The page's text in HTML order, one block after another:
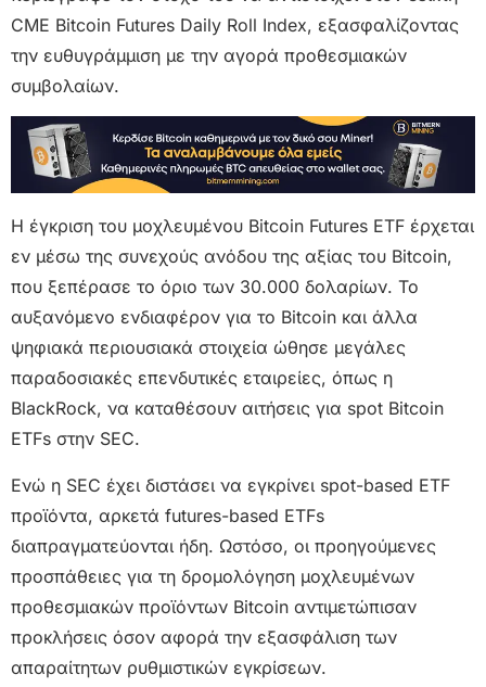
CME Bitcoin Futures Daily Roll Index, εξασφαλίζοντας
την ευθυγράμμιση με την αγορά προθεσμιακών
συμβολαίων.
Η έγκριση του μοχλευμένου Bitcoin Futures ETF έρχεται
εν μέσω της συνεχούς ανόδου της αξίας του Bitcoin,
που ξεπέρασε το όριο των 30.000 δολαρίων. Το
αυξανόμενο ενδιαφέρον για το Bitcoin και άλλα
ψηφιακά περιουσιακά στοιχεία ώθησε μεγάλες
παραδοσιακές επενδυτικές εταιρείες, όπως η
BlackRock, να καταθέσουν αιτήσεις για spot Bitcoin
ETFs στην SEC.
Ενώ η SEC έχει διστάσει να εγκρίνει spot-based ETF
προϊόντα, αρκετά futures-based ETFs
διαπραγματεύονται ήδη. Ωστόσο, οι προηγούμενες
προσπάθειες για τη δρομολόγηση μοχλευμένων
προθεσμιακών προϊόντων Bitcoin αντιμετώπισαν
προκλήσεις όσον αφορά την εξασφάλιση των
απαραίτητων ρυθμιστικών εγκρίσεων.